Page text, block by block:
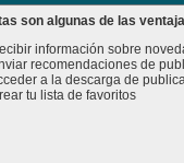
son algunas de las
información sobre
recomendaciones de
a la descarga de